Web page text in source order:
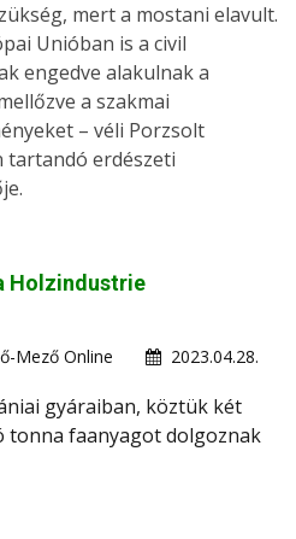
mert a mostani elavult.
Unióban is a civil
engedve alakulnak a
a szakmai
– véli Porzsolt
tartandó erdészeti
Holzindustrie
Mező Online 2023.04.28.
gyáraiban, köztük két
tonna faanyagot dolgoznak